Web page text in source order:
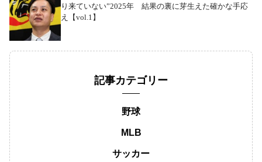
り来ていない”2025年 結果の裏に芽生えた確かな手応
え【vol.1】
記事カテゴリー
野球
MLB
サッカー